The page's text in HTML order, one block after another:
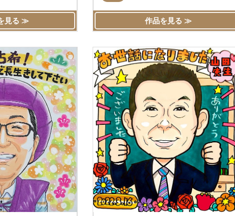
見る ≫ 作品を見る ≫